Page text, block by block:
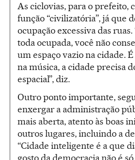
As ciclovias, para o prefeito,
função “civilizatória”, já que
ocupação excessiva das ruas.
toda ocupada, você não
um espaço vazio na cidade.
na música, a cidade precisa
espacial”, diz.
Outro ponto importante,
enxergar a administração
mais aberta, atento às boas
outros lugares, incluindo a
“Cidade inteligente é a que